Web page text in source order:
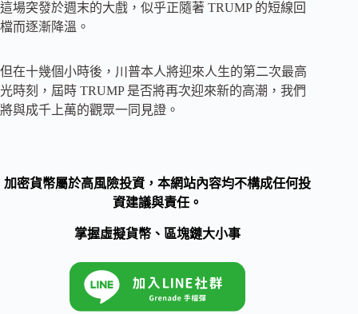
這場突發於週末的大戲，似乎正隨著 TRUMP 的短線回
檔而逐漸降溫。
但在十幾個小時後，川普本人將迎來人生的第二次最高
光時刻，屆時 TRUMP 是否將再次迎來新的高潮，我們
將與成千上萬的觀眾一同見證。
加密貨幣屬於高風險投資，本網站內容均不構成任何投
資建議與責任。
掌握虛擬貨幣、區塊鏈大小事